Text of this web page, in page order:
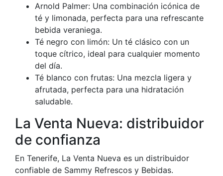
Arnold Palmer: Una combinación icónica de
té y limonada, perfecta para una refrescante
bebida veraniega.
Té negro con limón: Un té clásico con un
toque cítrico, ideal para cualquier momento
del día.
Té blanco con frutas: Una mezcla ligera y
afrutada, perfecta para una hidratación
saludable.
La Venta Nueva: distribuidor
de confianza
En Tenerife, La Venta Nueva es un distribuidor
confiable de Sammy Refrescos y Bebidas.